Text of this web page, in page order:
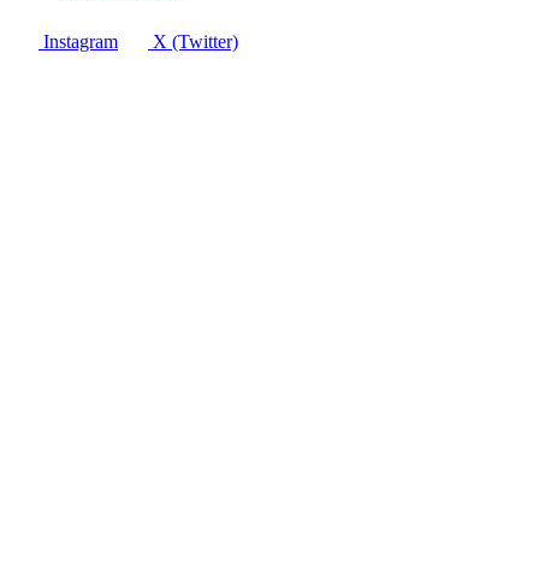
Instagram X (Twitter)